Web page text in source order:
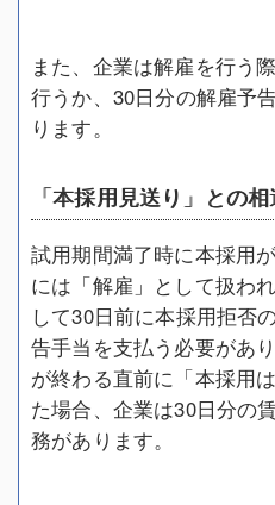
また、企業は解雇を行う
行うか、30日分の解雇予
ります。
「本採用見送り」との
試用期間満了時に本採用
には「解雇」として扱わ
して30日前に本採用拒否
告手当を支払う必要があ
が終わる直前に「本採用
た場合、企業は30日分の
務があります。